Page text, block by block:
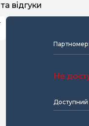
відгуки
Не
Доступний